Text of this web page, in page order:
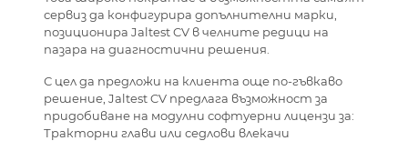
сервиз да конфигурира допълнителни марки,
позиционира Jaltest CV в челните редици на
пазара на диагностични решения.
С цел да предложи на клиента още по-гъвкаво
решение, Jaltest CV предлага възможност за
придобиване на модулни софтуерни лицензи за:
Тракторни глави или седлови влекачи